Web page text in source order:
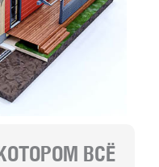
ВСЁ